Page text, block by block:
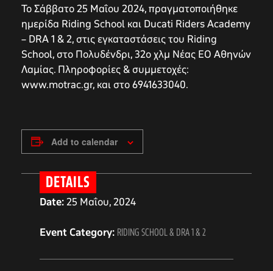
Το Σάββατο 25 Μαΐου 2024, πραγματοποιήθηκε
ημερίδα Riding School και Ducati Riders Academy
– DRA 1 & 2, στις εγκαταστάσεις του Riding
School, στο Πολυδένδρι, 32ο χλμ Νέας ΕΟ Αθηνών
Λαμίας. Πληροφορίες & συμμετοχές:
www.motrac.gr, και στο 6941633040.
Add to calendar
DETAILS
Date:25 Μαΐου, 2024
Event Category: RIDING SCHOOL & DRA 1 & 2